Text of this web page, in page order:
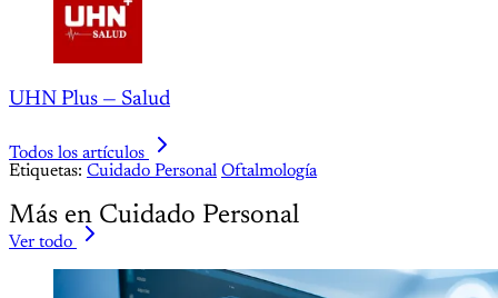
UHN Plus — Salud
Todos los artículos
Etiquetas: Cuidado Personal Oftalmología
Más en Cuidado Personal
Ver todo